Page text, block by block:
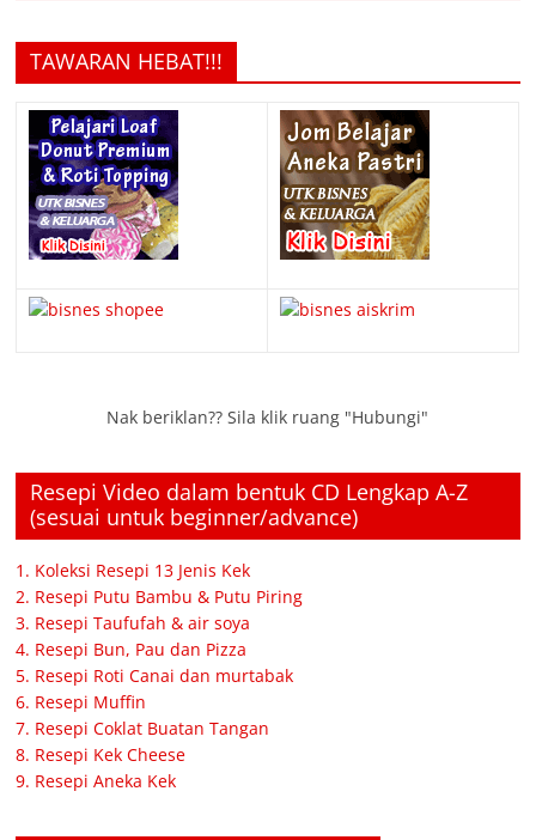
TAWARAN HEBAT!!!
Nak beriklan?? Sila klik ruang "Hubungi"
Resepi Video dalam bentuk CD Lengkap A-Z
(sesuai untuk beginner/advance)
1. Koleksi Resepi 13 Jenis Kek
2. Resepi Putu Bambu & Putu Piring
3. Resepi Taufufah & air soya
4. Resepi Bun, Pau dan Pizza
5. Resepi Roti Canai dan murtabak
6. Resepi Muffin
7. Resepi Coklat Buatan Tangan
8. Resepi Kek Cheese
9. Resepi Aneka Kek